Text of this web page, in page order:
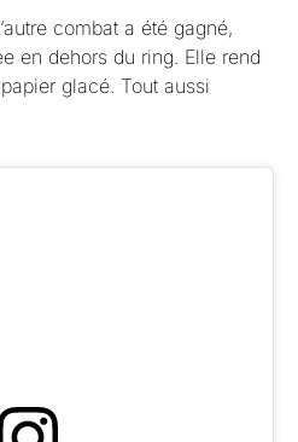
combat a été gagné,
en dehors du ring. Elle rend
glacé. Tout aussi